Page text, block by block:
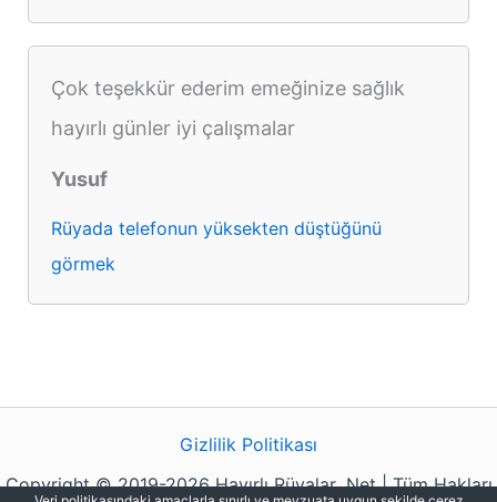
Çok teşekkür ederim emeğinize sağlık
hayırlı günler iyi çalışmalar
Yusuf
Rüyada telefonun yüksekten düştüğünü
görmek
Gizlilik Politikası
Copyright © 2019-2026 Hayırlı Rüyalar .Net | Tüm Hakları